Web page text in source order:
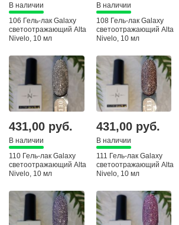
В наличии
106 Гель-лак Galaxy
светоотражающий Alta
Nivelo, 10 мл
В наличии
108 Гель-лак Galaxy
светоотражающий Alta
Nivelo, 10 мл
431,00 руб.
В наличии
110 Гель-лак Galaxy
светоотражающий Alta
Nivelo, 10 мл
431,00 руб.
В наличии
111 Гель-лак Galaxy
светоотражающий Alta
Nivelo, 10 мл